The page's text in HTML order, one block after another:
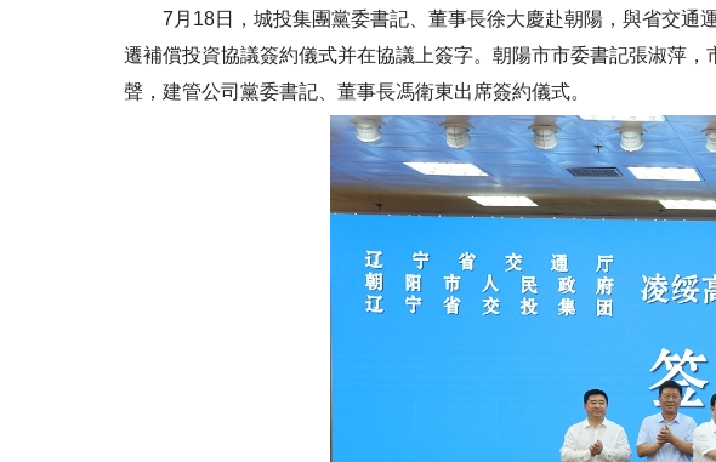
7月18日，城投集團黨委書記、董事長徐大慶赴朝陽，與省交通
遷補償投資協議簽約儀式并在協議上簽字。朝陽市市委書記張淑萍
聲，建管公司黨委書記、董事長馮衛東出席簽約儀式。